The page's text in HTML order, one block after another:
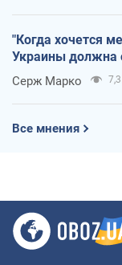
"Когда хочется
Украины должна
Серж Марко 7,3
Все мнения